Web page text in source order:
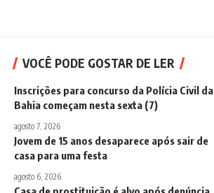
VOCÊ PODE GOSTAR DE LER
Inscrições para concurso da Polícia Civil da
Bahia começam nesta sexta (7)
agosto 7, 2026
Jovem de 15 anos desaparece após sair de
casa para uma festa
agosto 6, 2026